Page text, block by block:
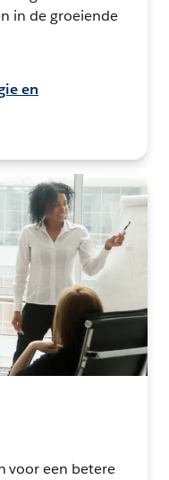
in de groeiende
en
voor een betere